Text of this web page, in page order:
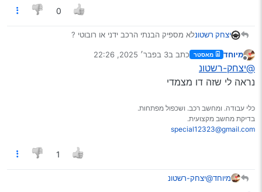
0
יצחק רשטונלא מספיק הבנתי הרכב ידני או רובוטי ?
מיוחד מאסטר כתב ב3 בפבר׳ 2025, 22:26
נערך לאחרונה על ידי
@יצחק-רשטונ
נראה לי שזה דו מצמדי
כלי עבודה. ומחשב רכב. ושכפול מפתחות.
בדיקת מחשב מקצועית.
special12323@gmail.com
1
מיוחד@יצחק-רשטונ